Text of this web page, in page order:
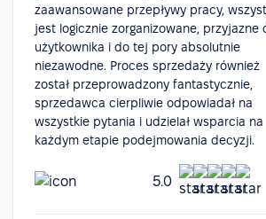
zaawansowane przepływy pracy,
jest logicznie zorganizowane, przyjazne
użytkownika i do tej pory absolutnie
niezawodne. Proces sprzedaży również
został przeprowadzony fantastycznie,
sprzedawca cierpliwie odpowiadał na
wszystkie pytania i udzielał wsparcia na
każdym etapie podejmowania decyzji.
5.0